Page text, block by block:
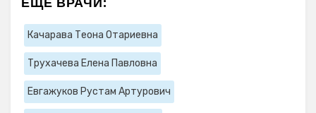
Качарава Теона Отариевна
Трухачева Елена Павловна
Евгажуков Рустам Артурович